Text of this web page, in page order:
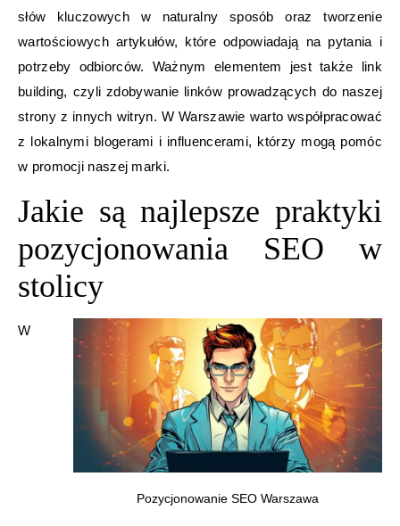
słów kluczowych w naturalny sposób oraz tworzenie
wartościowych artykułów, które odpowiadają na pytania i
potrzeby odbiorców. Ważnym elementem jest także link
building, czyli zdobywanie linków prowadzących do naszej
strony z innych witryn. W Warszawie warto współpracować
z lokalnymi blogerami i influencerami, którzy mogą pomóc
w promocji naszej marki.
Jakie są najlepsze praktyki
pozycjonowania SEO w
stolicy
Pozycjonowanie SEO Warszawa
W